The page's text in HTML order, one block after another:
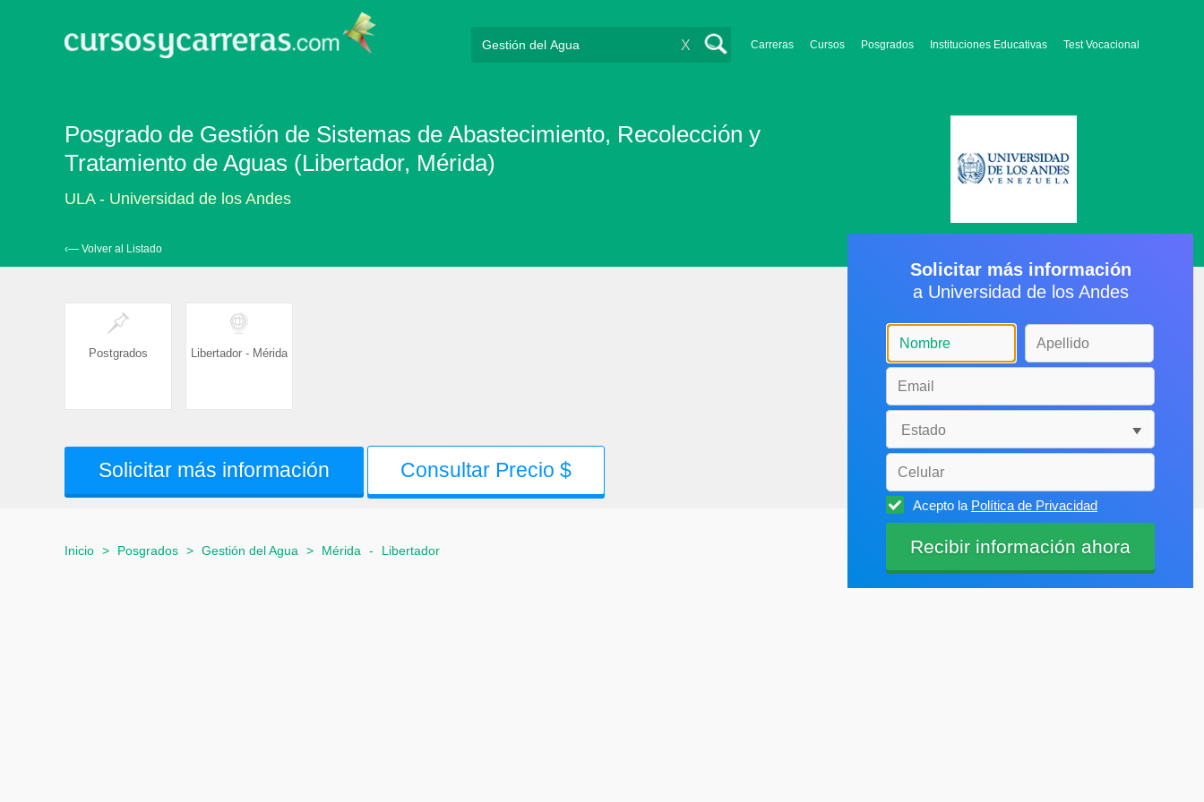
Carreras Cursos Posgrados Instituciones Educativas Test Vocacional
X
Posgrado de Gestión de Sistemas de Abastecimiento, Recolección y
Tratamiento de Aguas (Libertador, Mérida)
ULA - Universidad de los Andes
‹— Volver al Listado
Postgrados Libertador - Mérida
Solicitar más información Consultar Precio $
Inicio > Posgrados > Gestión del Agua > Mérida - Libertador
Solicitar más información
a Universidad de los Andes
Acepto la Política de Privacidad